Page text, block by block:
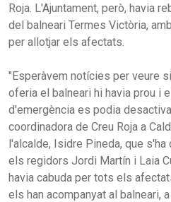
Roja. L'Ajuntament, però, havia
del balneari Termes Victòria,
per allotjar els afectats.
"Esperàvem notícies per veure
oferia el balneari hi havia prou i
d'emergència es podia
coordinadora de Creu Roja a
l'alcalde, Isidre Pineda, que
els regidors Jordi Martín i Laia
havia cabuda per tots els
els han acompanyat al balneari,